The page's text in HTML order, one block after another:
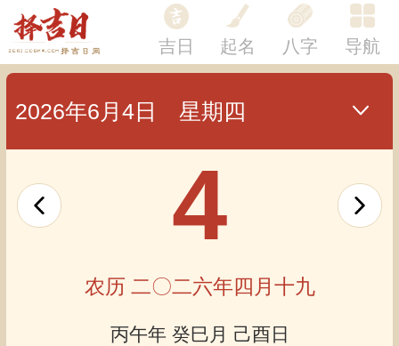
吉日 起名 八字 导航
2026年6月4日 星期四
4
农历 二〇二六年四月十九
丙午年 癸巳月 己酉日